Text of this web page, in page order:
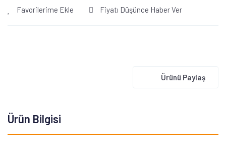
Favorilerime Ekle Fiyatı Düşünce Haber Ver
Ürünü Paylaş
Ürün Bilgisi